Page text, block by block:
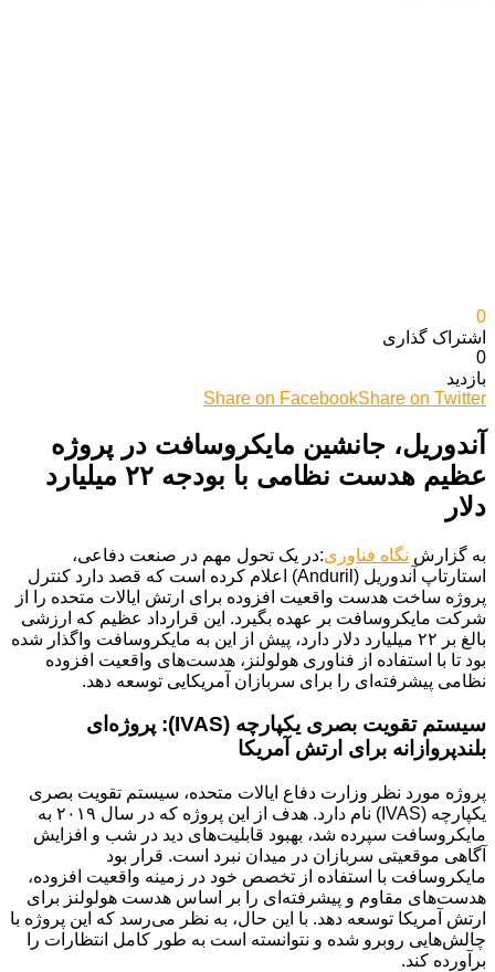
0
اشتراک گذاری‌
0
بازدید
Share on FacebookShare on Twitter
آندوریل، جانشین مایکروسافت در پروژه
عظیم هدست نظامی با بودجه ۲۲ میلیارد
دلار
به گزارش نگاه فناوری:در یک تحول مهم در صنعت دفاعی،
استارتاپ آندوریل (Anduril) اعلام کرده است که قصد دارد کنترل
پروژه ساخت هدست واقعیت افزوده برای ارتش ایالات متحده را از
شرکت مایکروسافت بر عهده بگیرد. این قرارداد عظیم که ارزشی
بالغ بر ۲۲ میلیارد دلار دارد، پیش از این به مایکروسافت واگذار شده
بود تا با استفاده از فناوری هولولنز، هدست‌های واقعیت افزوده
نظامی پیشرفته‌ای را برای سربازان آمریکایی توسعه دهد.
سیستم تقویت بصری یکپارچه (IVAS): پروژه‌ای
بلندپروازانه برای ارتش آمریکا
پروژه مورد نظر وزارت دفاع ایالات متحده، سیستم تقویت بصری
یکپارچه (IVAS) نام دارد. هدف از این پروژه که در سال ۲۰۱۹ به
مایکروسافت سپرده شد، بهبود قابلیت‌های دید در شب و افزایش
آگاهی موقعیتی سربازان در میدان نبرد است. قرار بود
مایکروسافت با استفاده از تخصص خود در زمینه واقعیت افزوده،
هدست‌های مقاوم و پیشرفته‌ای را بر اساس هدست هولولنز برای
ارتش آمریکا توسعه دهد. با این حال، به نظر می‌رسد که این پروژه با
چالش‌هایی روبرو شده و نتوانسته است به طور کامل انتظارات را
برآورده کند.